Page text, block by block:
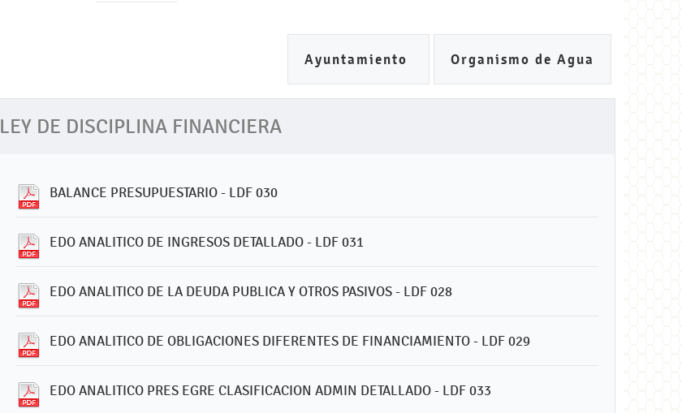
Ayuntamiento Organismo de Agua
LEY DE DISCIPLINA FINANCIERA
BALANCE PRESUPUESTARIO - LDF 030
EDO ANALITICO DE INGRESOS DETALLADO - LDF 031
EDO ANALITICO DE LA DEUDA PUBLICA Y OTROS PASIVOS - LDF 028
EDO ANALITICO DE OBLIGACIONES DIFERENTES DE FINANCIAMIENTO - LDF 029
EDO ANALITICO PRES EGRE CLASIFICACION ADMIN DETALLADO - LDF 033